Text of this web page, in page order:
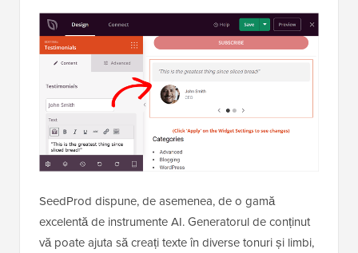
SeedProd dispune, de asemenea, de o gamă
excelentă de instrumente AI. Generatorul de conținut
vă poate ajuta să creați texte în diverse tonuri și limbi,